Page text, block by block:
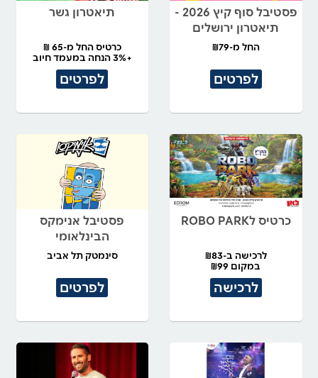
פסטיבל סוף קיץ 2026 -
תיאטרון ירושלים
החל מ-₪79
לפרטים
תיאטרון גשר
כרטיס החל מ-65 ₪
+3% הנחה במעמד חיוב
לפרטים
כרטיס לROBO PARK
לרכישה ב-₪83
במקום ₪99
לרכישה
פסטיבל אנימקס
הבינלאומי
סינמטק תל אביב
לפרטים